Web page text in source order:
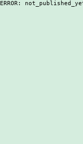
ERROR: